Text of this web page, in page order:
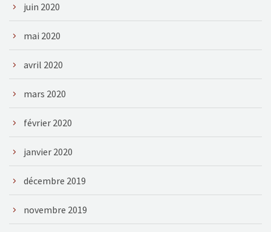
juin 2020
mai 2020
avril 2020
mars 2020
février 2020
janvier 2020
décembre 2019
novembre 2019